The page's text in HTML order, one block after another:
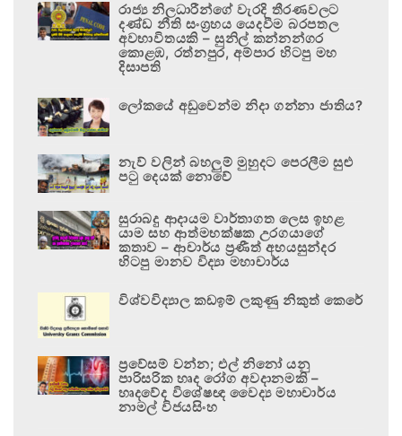
රාජ්‍ය නිලධාරීන්ගේ වැරදි තීරණවලට
දණ්ඩ නීති සංග්‍රහය යෙදවීම බරපතල
අවභාවිතයකි – සුනිල් කන්නන්ගර
කොළඹ, රත්නපුර, අම්පාර හිටපු මහ
දිසාපති
ලෝකයේ අඩුවෙන්ම නිදා ගන්නා ජාතිය?
නැව් වලින් බහලුම් මුහුදට පෙරලීම සුළු
පටු දෙයක් නොවේ
සුරාබදු ආදායම වාර්තාගත ලෙස ඉහළ
යාම සහ ආත්මභක්ෂක උරගයාගේ
කතාව – ආචාර්ය ප්‍රණීත් අභයසුන්දර
හිටපු මානව විද්‍යා මහාචාර්ය
විශ්වවිද්‍යාල කඩඉම් ලකුණු නිකුත් කෙරේ
ප්‍රවේසම් වන්න; එල් නිනෝ යනු
පාරිසරික හෘද රෝග අවදානමකි –
හෘදවේද විශේෂඥ වෛද්‍ය මහාචාර්ය
නාමල් විජයසිංහ